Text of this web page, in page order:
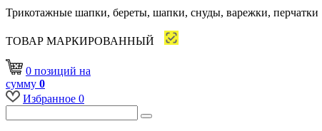
Трикотажные шапки, береты, шапки, снуды, варежки, перчатки
ТОВАР МАРКИРОВАННЫЙ
0 позиций на
сумму 0
Избранное 0